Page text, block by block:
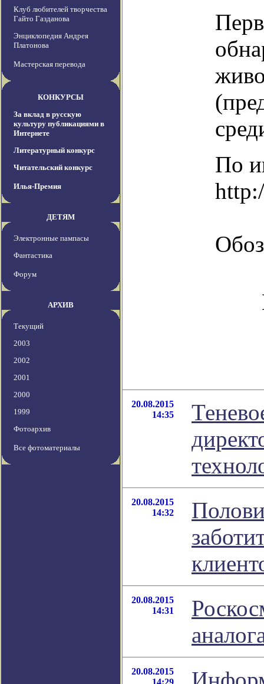
Клуб любителей творчества
Гайто Газданова
Энциклопедия Андрея
Платонова
Мастерская перевода
КОНКУРСЫ
За вклад в русскую
культуру публикациями в
Интернете
Литературный конкурс
Читательский конкурс
Илья-Премия
ДЕТЯМ
Электронные пампасы
Фантастика
Форум
АРХИВ
Текущий
2003
2002
2001
2000
1999
Фотоархив
Все фотоматериалы
По
20.08.2015
14:35
20.08.2015
14:32
20.08.2015
14:31
20.08.2015